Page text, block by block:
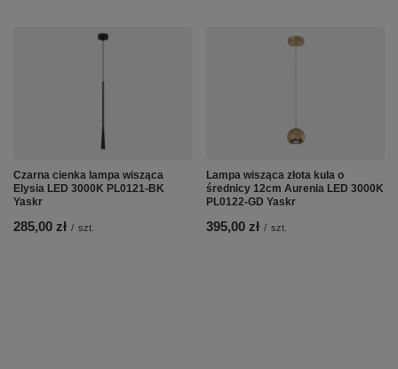
Czarna cienka lampa wisząca
Elysia LED 3000K PL0121-BK
Yaskr
285,00 zł / szt.
Lampa wisząca złota kula o
średnicy 12cm Aurenia LED 3000K
PL0122-GD Yaskr
395,00 zł / szt.